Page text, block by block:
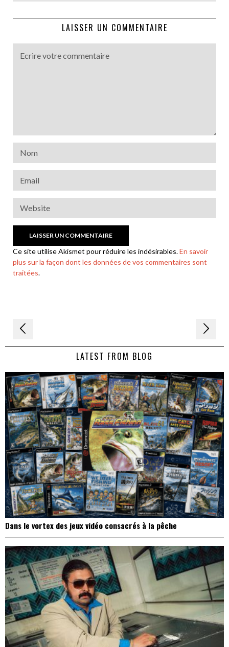
LAISSER UN COMMENTAIRE
Ce site utilise Akismet pour réduire les indésirables.En savoir
plus sur la façon dont les données de vos commentaires sont
traitées.
Navigation
de LATEST FROM BLOG
Dans le vortex des jeux vidéo consacrés à la pêche